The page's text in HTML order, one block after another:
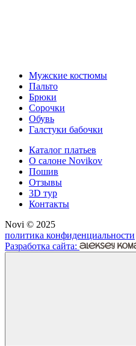
Мужские костюмы
Пальто
Брюки
Сорочки
Обувь
Галстуки бабочки
Каталог платьев
О салоне Novikov
Пошив
Отзывы
3D тур
Контакты
Novi © 2025
политика конфиденциальности
Разработка сайта: